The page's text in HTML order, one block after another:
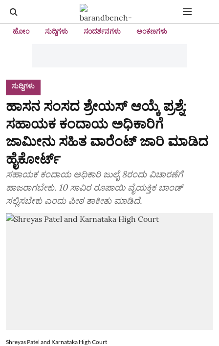
ಹೋಂ ಸುದ್ದಿಗಳು ಸಂದರ್ಶನಗಳು ಅಂಕಣಗಳು
ಸುದ್ದಿಗಳು
ಹಾಸನ ಸಂಸದ ಶ್ರೇಯಸ್‌ ಆಯ್ಕೆ ಪ್ರಶ್ನೆ:
ಸಹಾಯಕ ಕಂದಾಯ ಅಧಿಕಾರಿಗೆ
ಜಾಮೀನು ಸಹಿತ ವಾರೆಂಟ್ ಜಾರಿ ಮಾಡಿದ
ಹೈಕೋರ್ಟ್‌
ಸಹಾಯಕ ಕಂದಾಯ ಅಧಿಕಾರಿ ಜುಲೈ 8ರಂದು ವಿಚಾರಣೆಗೆ
ಹಾಜರಾಗಬೇಕು.‌ 10 ಸಾವಿರ ರೂಪಾಯಿ ವೈಯಕ್ತಿಕ ಬಾಂಡ್
ಸಲ್ಲಿಸಬೇಕು ಎಂದು ಪೀಠ ತಾಕೀತು ಮಾಡಿದೆ.
Shreyas Patel and Karnataka High Court